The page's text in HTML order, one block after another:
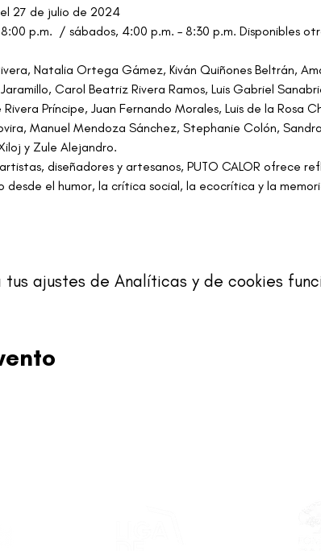
27 de julio de 2024
p.m.  / sábados, 4:00 p.m. – 8:30 p.m. Disponibles
Natalia Ortega Gámez, Kiván Quiñones Beltrán,
Carol Beatriz Rivera Ramos, Luis Gabriel
Príncipe, Juan Fernando Morales, Luis de la Rosa
Manuel Mendoza Sánchez, Stephanie Colón,
y Zule Alejandro.
diseñadores y artesanos, PUTO CALOR ofrece
el humor, la crítica social, la ecocrítica y la
ajustes de Analíticas y de cookies